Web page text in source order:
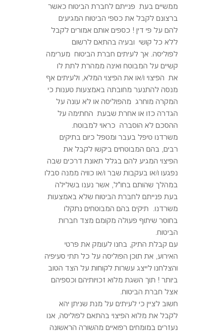
ממשיים בעת פנייתם לחברת הביטוח כאשר
ברצונם לקבל את כספי הביטוח המגיעים
להם על פי דין ! כספים אותם אמורים לקבל
ללא כל קושי ובעיה בהתאם לרשום
לפוליסה. אך לעיתים חברת הביטוח מערימה
קשיים על המבוטח ואינה ממהרת לתת לו
את הפיצוי ו/או את הפיצוי המלא, ולעיתים אף
מנסה להתנער מחובתה באמצעות טענות כי
המקרה מוחרג מהפוליסה או לא עונה על
הגדרה כזו או אחרת שבעת החתימה על
ההסכם לא הוסברה כראוי למבוטח.
משרדנו טיפל בעבר ומטפל כיום בתיקים
רבים, בהם המבוטחים ביקשו לקבל את
הפיצוי המגיע להם בגלל תאונת דרכים שבה
נפגעו ו/או בעקבות שבר ו/או כוויה ממנה סבלו
במהלך שהותם בחו"ל, אשר נענו בשלילה
בעת פנייתם לחברת הביטוח שלא באמצעות
משרדנו. תיקים בהם המבוטחים נתקלו
בחוסר שיתוף פעולה מקומם מצד חברות
הביטוח.
עם קבלת התיק, בחנו לעומק את פרטי
האירוע, את תוכן הפוליסה על כל תתי סעיפיה
והצלחנו לייצג עשרות לקוחות על הצד הטוב
ביותר ! תוך השגת מלוא זכויותיהם וכספיהם
אצל חברת הביטוח.
חשוב לציין כי לעיתים על מנת שניתן יהא
לקבל את מלוא הפיצוי בהתאם לפוליסה, אנו
נעזרים במומחים רפואיים מהשורה הראשונה